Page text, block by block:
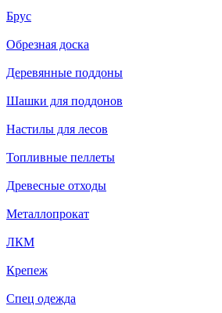
Брус
Обрезная доска
Деревянные поддоны
Шашки для поддонов
Настилы для лесов
Топливные пеллеты
Древесные отходы
Металлопрокат
ЛКМ
Крепеж
Спец одежда